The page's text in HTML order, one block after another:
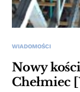
WIADOMOŚCI
Nowy
Chełmiec